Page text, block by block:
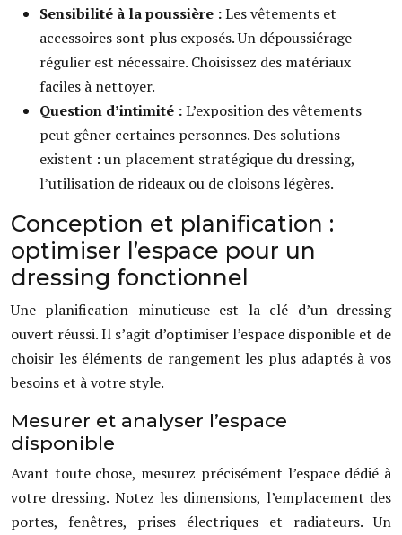
Sensibilité à la poussière :Les vêtements et
accessoires sont plus exposés. Un dépoussiérage
régulier est nécessaire. Choisissez des matériaux
faciles à nettoyer.
Question d’intimité :L’exposition des vêtements
peut gêner certaines personnes. Des solutions
existent : un placement stratégique du dressing,
l’utilisation de rideaux ou de cloisons légères.
Conception et planification :
optimiser l’espace pour un
dressing fonctionnel
Une planification minutieuse est la clé d’un dressing
ouvert réussi. Il s’agit d’optimiser l’espace disponible et de
choisir les éléments de rangement les plus adaptés à vos
besoins et à votre style.
Mesurer et analyser l’espace
disponible
Avant toute chose, mesurez précisément l’espace dédié à
votre dressing. Notez les dimensions, l’emplacement des
portes, fenêtres, prises électriques et radiateurs. Un